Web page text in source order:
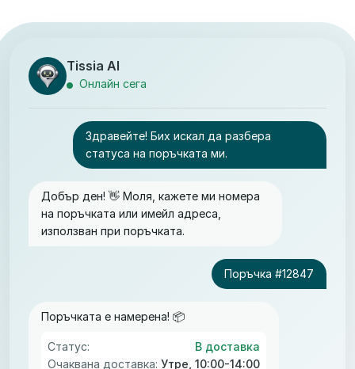
Tissia AI
Онлайн сега
Здравейте! Бих искал да разбера
статуса на поръчката ми.
Добър ден! 👋 Моля, кажете ми номера
на поръчката или имейл адреса,
използван при поръчката.
Поръчка #12847
Поръчката е намерена! 📦
Статус:
В доставка
Очаквана доставка: Утре, 10:00-14:00